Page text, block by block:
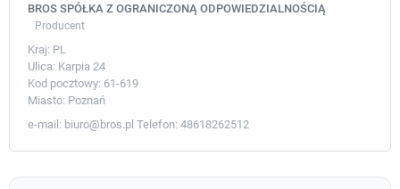
BROS SPÓŁKA Z OGRANICZONĄ ODPOWIEDZIALNOŚCIĄ
Producent
Kraj: PL
Ulica: Karpia 24
Kod pocztowy: 61-619
Miasto: Poznań
e-mail: biuro@bros.pl Telefon: 48618262512